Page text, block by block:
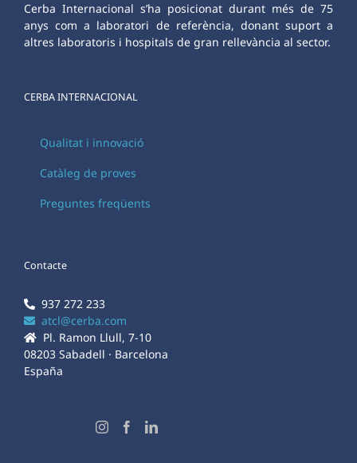
Cerba Internacional s’ha posicionat durant més de 75
anys com a laboratori de referència, donant suport a
altres laboratoris i hospitals de gran rellevància al sector.
CERBA INTERNACIONAL
Qualitat i innovació
Catàleg de proves
Preguntes freqüents
Contacte
937 272 233
atcl@cerba.com
Pl. Ramon Llull, 7-10
08203 Sabadell · Barcelona
España